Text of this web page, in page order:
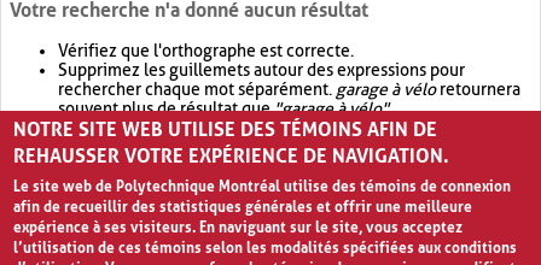
Votre recherche n'a donné aucun résultat
Vérifiez que l'orthographe est correcte.
Supprimez les guillemets autour des expressions pour
rechercher chaque mot séparément. garage à véloretournera
souvent plus de résultat que"garage à vélo".
Envisagez d'élargir votre recherche avec OR.garage OR vélo
retournera souvent plus de résultat quegarage à vélo
NOTRE SITE WEB UTILISE DES TÉMOINS AFIN DE
REHAUSSER VOTRE EXPÉRIENCE DE NAVIGATION.
Le site web de Polytechnique Montréal utilise des témoins de connexion
afin de recueillir des statistiques générales et offrir une meilleure
expérience à ses visiteurs. En naviguant sur le site, vous acceptez
l’utilisation de ces témoins selon les modalités spécifiées aux conditions